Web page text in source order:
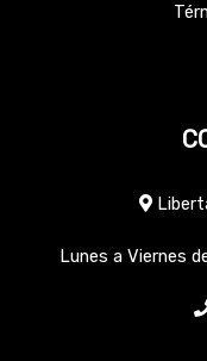
Lunes a Viernes